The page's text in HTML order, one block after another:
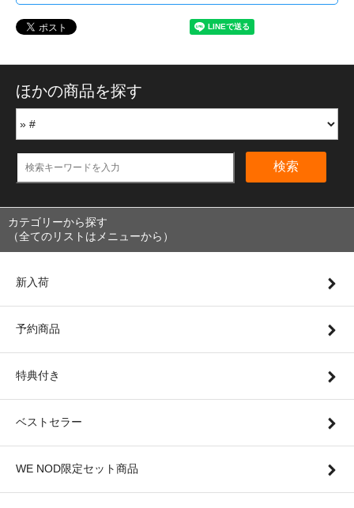
ほかの商品を探す
検索
カテゴリーから探す
（全てのリストはメニューから）
新入荷
予約商品
特典付き
ベストセラー
WE NOD限定セット商品